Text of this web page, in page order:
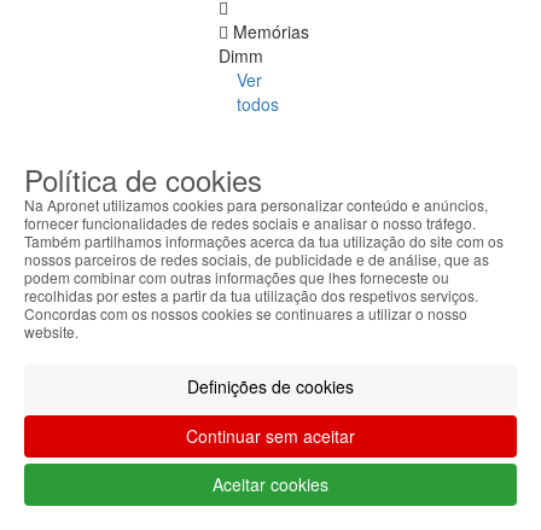
Memórias
Dimm
Ver
todos
4
ECC
DDR
1
DDR
DDR
3
DDR
4
Política de cookies
Na Apronet utilizamos cookies para personalizar conteúdo e anúncios,
fornecer funcionalidades de redes sociais e analisar o nosso tráfego.
Também partilhamos informações acerca da tua utilização do site com os
nossos parceiros de redes sociais, de publicidade e de análise, que as
podem combinar com outras informações que lhes forneceste ou
recolhidas por estes a partir da tua utilização dos respetivos serviços.
Concordas com os nossos cookies se continuares a utilizar o nosso
website.
Definições de cookies
Continuar sem aceitar
Aceitar cookies